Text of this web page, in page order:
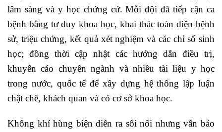
lâm sàng và y học chứng cứ. Mỗi đội đã tiếp cận ca
bệnh bằng tư duy khoa học, khai thác toàn diện bệnh
sử, triệu chứng, kết quả xét nghiệm và các chỉ số sinh
học; đồng thời cập nhật các hướng dẫn điều trị,
khuyến cáo chuyên ngành và nhiều tài liệu y học
trong nước, quốc tế để xây dựng hệ thống lập luận
chặt chẽ, khách quan và có cơ sở khoa học.
Không khí hùng biện diễn ra sôi nổi nhưng vẫn bảo